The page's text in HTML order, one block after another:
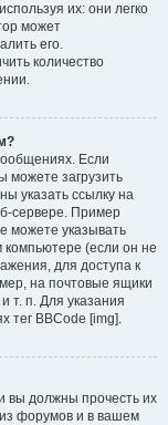
их: они легко
может
его.
количество
Если
можете загрузить
указать ссылку на
сервере. Пример
можете указывать
(если он не
для доступа к
на почтовые ящики
т. п. Для указания
тег BBCode [img].
вы должны прочесть их
форумов и в вашем